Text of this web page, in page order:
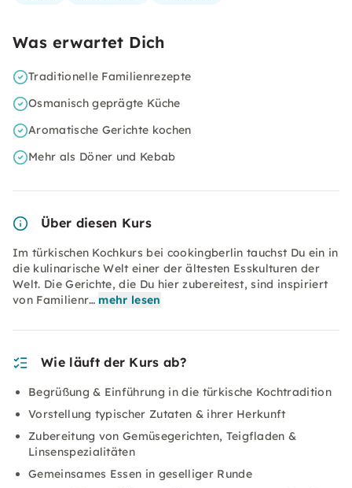
Was erwartet Dich
Traditionelle Familienrezepte
Osmanisch geprägte Küche
Aromatische Gerichte kochen
Mehr als Döner und Kebab
Über diesen Kurs
Im türkischen Kochkurs bei cookingberlin tauchst Du ein in
die kulinarische Welt einer der ältesten Esskulturen der
Welt. Die Gerichte, die Du hier zubereitest, sind inspiriert
von Familienr… mehr lesen
Wie läuft der Kurs ab?
Begrüßung & Einführung in die türkische Kochtradition
Vorstellung typischer Zutaten & ihrer Herkunft
Zubereitung von Gemüsegerichten, Teigfladen &
Linsenspezialitäten
Gemeinsames Essen in geselliger Runde